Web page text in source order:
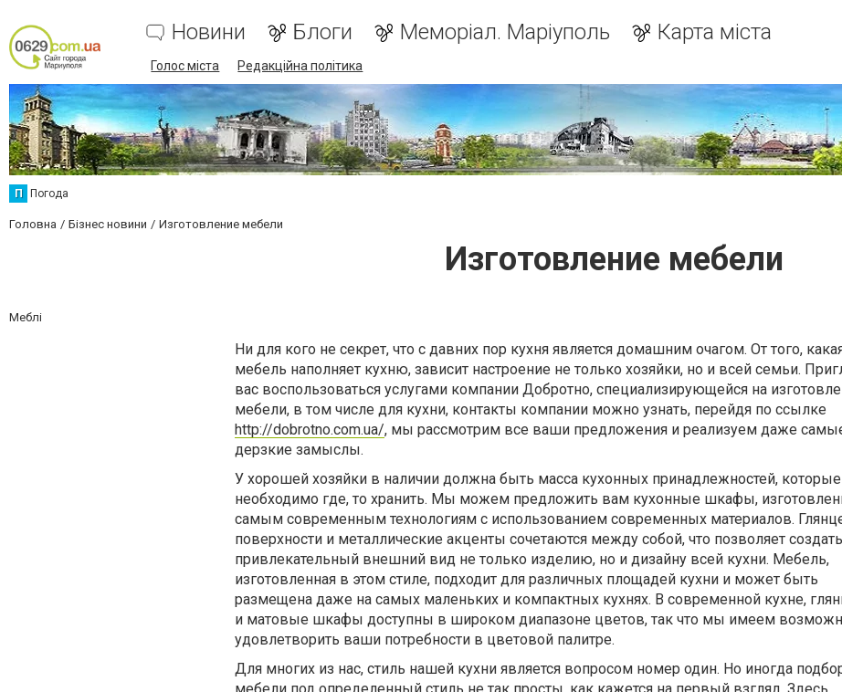
Новини Блоги Меморіал. Маріуполь Карта міста
Голос міста Редакційна політика
П Погода
Головна Бізнес новини Изготовление мебели
Изготовление мебели
Меблі
Ни для кого не секрет, что с давних пор кухня является домашним очагом. От того,
мебель наполняет кухню, зависит настроение не только хозяйки, но и всей семьи.
вас воспользоваться услугами компании Добротно, специализирующейся на
мебели, в том числе для кухни, контакты компании можно узнать, перейдя по ссылке
http://dobrotno.com.ua/, мы рассмотрим все ваши предложения и реализуем даже
дерзкие замыслы.
У хорошей хозяйки в наличии должна быть масса кухонных принадлежностей, которые
необходимо где, то хранить. Мы можем предложить вам кухонные шкафы,
самым современным технологиям с использованием современных материалов.
поверхности и металлические акценты сочетаются между собой, что позволяет создать
привлекательный внешний вид не только изделию, но и дизайну всей кухни. Мебель,
изготовленная в этом стиле, подходит для различных площадей кухни и может быть
размещена даже на самых маленьких и компактных кухнях. В современной кухне,
и матовые шкафы доступны в широком диапазоне цветов, так что мы имеем
удовлетворить ваши потребности в цветовой палитре.
Для многих из нас, стиль нашей кухни является вопросом номер один. Но иногда